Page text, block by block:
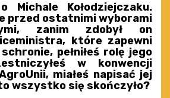
o Michale Kołodziejczaku.
przed ostatnimi wyborami
zanim zdobył on
które zapewni
pełniłeś rolę jego
w konwencji
miałeś napisać jej
wszystko się skończyło?